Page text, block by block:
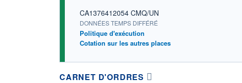
CA1376412054 CMQ/UN
DONNÉES TEMPS DIFFÉRÉ
Politique d'exécution
Cotation sur les autres places
CARNET D'ORDRES